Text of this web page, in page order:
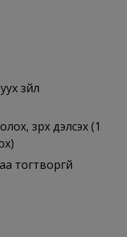
зүйл
зүрх дэлсэх (1
тогтворгүй